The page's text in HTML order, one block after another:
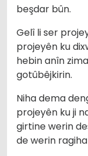
beşdar bûn.
Gelî li ser
projeyên ku
hebin anîn
gotûbêjkirin.
Niha dema
projeyên ku ji
girtine werin
de werin